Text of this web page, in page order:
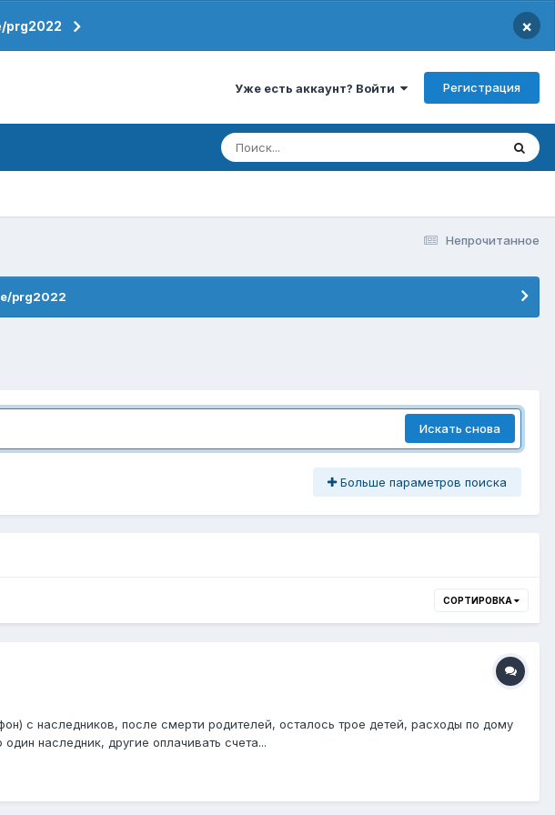
prg2022 ×
Уже есть аккаунт? Войти Регистрация
Непрочитанное
prg2022
Искать снова
Больше параметров поиска
СОРТИРОВКА
с наследников, после смерти родителей, осталось трое детей, расходы по дому
наследник, другие оплачивать счета...